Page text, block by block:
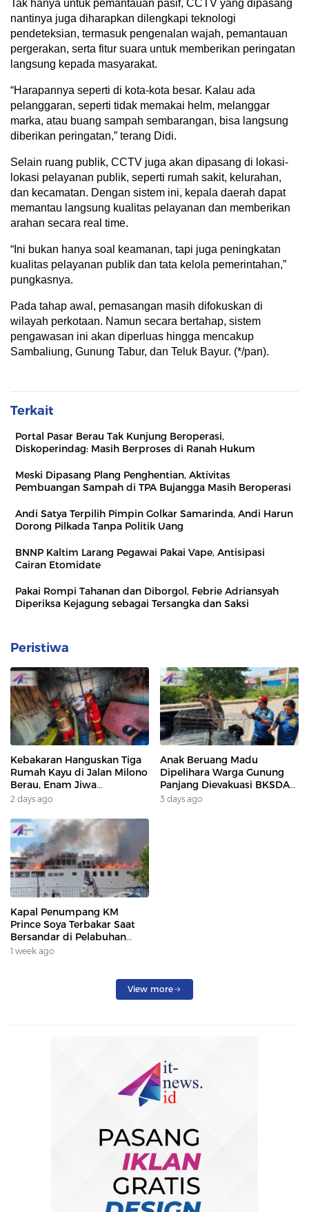
Tak hanya untuk pemantauan pasif, CCTV yang dipasang
nantinya juga diharapkan dilengkapi teknologi
pendeteksian, termasuk pengenalan wajah, pemantauan
pergerakan, serta fitur suara untuk memberikan peringatan
langsung kepada masyarakat.
“Harapannya seperti di kota-kota besar. Kalau ada
pelanggaran, seperti tidak memakai helm, melanggar
marka, atau buang sampah sembarangan, bisa langsung
diberikan peringatan,” terang Didi.
Selain ruang publik, CCTV juga akan dipasang di lokasi-
lokasi pelayanan publik, seperti rumah sakit, kelurahan,
dan kecamatan. Dengan sistem ini, kepala daerah dapat
memantau langsung kualitas pelayanan dan memberikan
arahan secara real time.
“Ini bukan hanya soal keamanan, tapi juga peningkatan
kualitas pelayanan publik dan tata kelola pemerintahan,”
pungkasnya.
Pada tahap awal, pemasangan masih difokuskan di
wilayah perkotaan. Namun secara bertahap, sistem
pengawasan ini akan diperluas hingga mencakup
Sambaliung, Gunung Tabur, dan Teluk Bayur. (*/pan).
Terkait
Portal Pasar Berau Tak Kunjung Beroperasi,
Diskoperindag: Masih Berproses di Ranah Hukum
Meski Dipasang Plang Penghentian, Aktivitas
Pembuangan Sampah di TPA Bujangga Masih Beroperasi
Andi Satya Terpilih Pimpin Golkar Samarinda, Andi Harun
Dorong Pilkada Tanpa Politik Uang
BNNP Kaltim Larang Pegawai Pakai Vape, Antisipasi
Cairan Etomidate
Pakai Rompi Tahanan dan Diborgol, Febrie Adriansyah
Diperiksa Kejagung sebagai Tersangka dan Saksi
Peristiwa
Kebakaran Hanguskan Tiga
Rumah Kayu di Jalan Milono
Berau, Enam Jiwa
Terdampak
2 days ago
Anak Beruang Madu
Dipelihara Warga Gunung
Panjang Dievakuasi BKSDA
Dan DAMKAR
3 days ago
Kapal Penumpang KM
Prince Soya Terbakar Saat
Bersandar di Pelabuhan
Samarinda, Keberangkatan
1 week ago
View more